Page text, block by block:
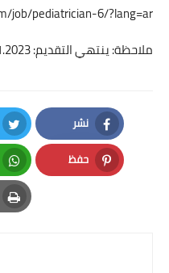
job/pediatrician-6/?lang=ar
ملاحظة: ينتهي التقديم: 05.01.2023
نشر
Facebook
حفظ
Pinterest